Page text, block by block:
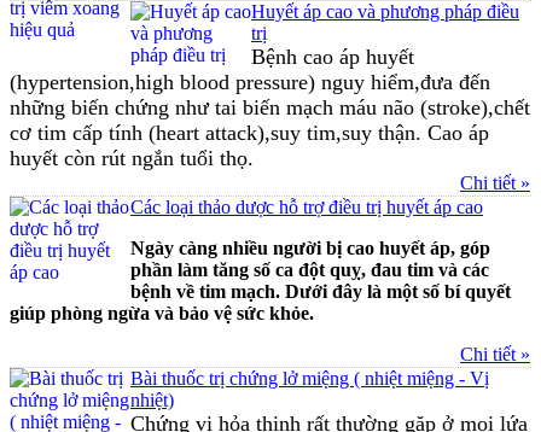
Huyết áp cao và phương pháp điều
trị
Bệnh cao áp huyết
(hypertension,high blood pressure) nguy hiểm,đưa đến
những biến chứng như tai biến mạch máu não (stroke),chết
cơ tim cấp tính (heart attack),suy tim,suy thận. Cao áp
huyết còn rút ngắn tuổi thọ.
Chi tiết »
Các loại thảo dược hỗ trợ điều trị huyết áp cao
Ngày càng nhiều người bị cao huyết áp, góp
phần làm tăng số ca đột quỵ, đau tim và các
bệnh về tim mạch. Dưới đây là một số bí quyết
giúp phòng ngừa và bảo vệ sức khỏe.
Chi tiết »
Bài thuốc trị chứng lở miệng ( nhiệt miệng - Vị
nhiệt)
Chứng vị hỏa thịnh rất thường gặp ở mọi lứa